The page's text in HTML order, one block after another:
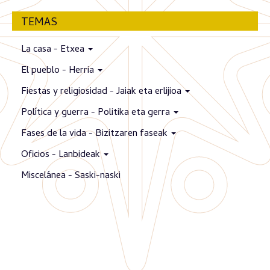
TEMAS
La casa - Etxea
El pueblo - Herria
Fiestas y religiosidad - Jaiak eta erlijioa
Política y guerra - Politika eta gerra
Fases de la vida - Bizitzaren faseak
Oficios - Lanbideak
Miscelánea - Saski-naski